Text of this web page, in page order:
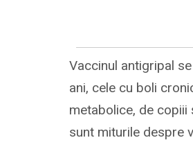
Vaccinul antigripal
ani, cele cu boli
metabolice, de copiii
sunt miturile despre